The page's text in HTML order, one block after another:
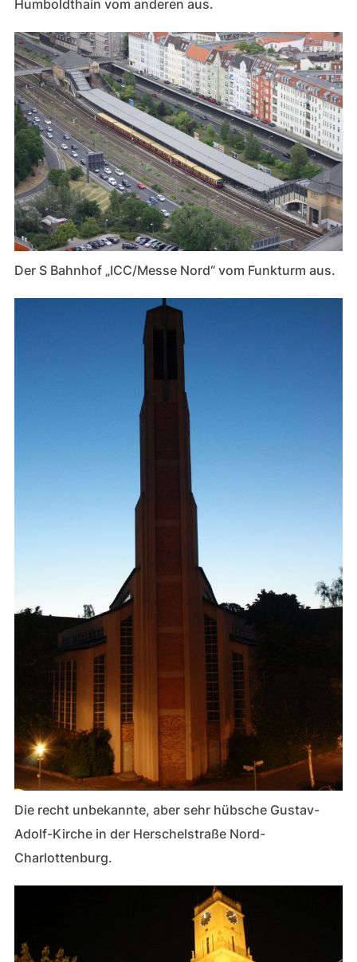
Humboldthain vom anderen aus.
Der S Bahnhof „ICC/Messe Nord“ vom Funkturm aus.
Die recht unbekannte, aber sehr hübsche Gustav-
Adolf-Kirche in der Herschelstraße Nord-
Charlottenburg.